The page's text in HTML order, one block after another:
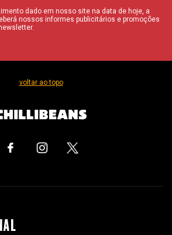
dado em nosso site na data de hoje, a
nossos informes publicitários e promoções
voltar ao topo